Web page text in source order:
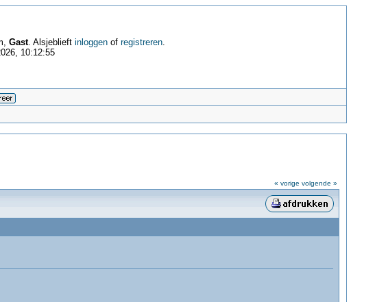
Gast. Alsjeblieft inloggenof registreren.
10:12:55
« vorige volgende »